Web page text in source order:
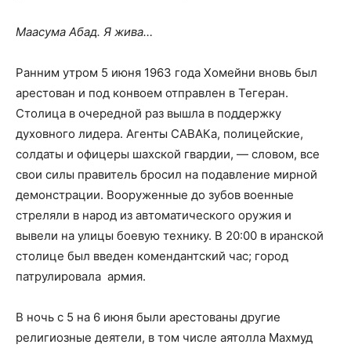
Маасума Абад. Я жива…
Ранним утром 5 июня 1963 года Хомейни вновь был
арестован и под конвоем отправлен в Тегеран.
Столица в очередной раз вышла в поддержку
духовного лидера. Агенты САВАКа, полицейские,
солдаты и офицеры шахской гвардии, — словом, все
свои силы правитель бросил на подавление мирной
демонстрации. Вооруженные до зубов военные
стреляли в народ из автоматического оружия и
вывели на улицы боевую технику. В 20:00 в иранской
столице был введен комендантский час; город
патрулировала армия.
В ночь с 5 на 6 июня были арестованы другие
религиозные деятели, в том числе аятолла Махмуд